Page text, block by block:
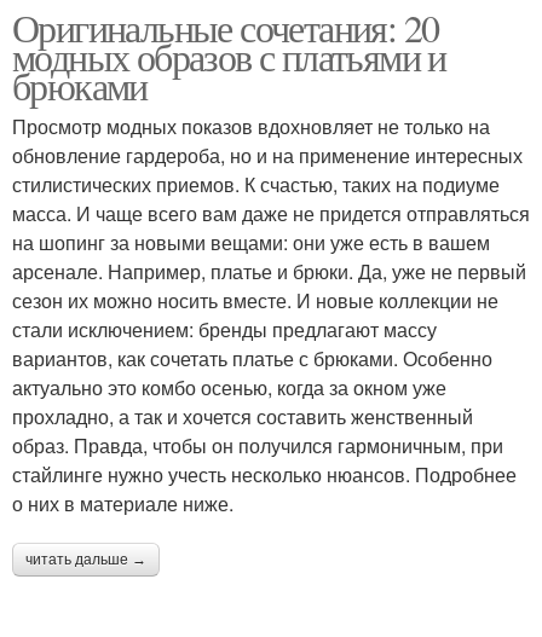
Оригинальные сочетания: 20
модных образов с платьями и
брюками
Просмотр модных показов вдохновляет не только на
обновление гардероба, но и на применение интересных
стилистических приемов. К счастью, таких на подиуме
масса. И чаще всего вам даже не придется отправляться
на шопинг за новыми вещами: они уже есть в вашем
арсенале. Например, платье и брюки. Да, уже не первый
сезон их можно носить вместе. И новые коллекции не
стали исключением: бренды предлагают массу
вариантов, как сочетать платье с брюками. Особенно
актуально это комбо осенью, когда за окном уже
прохладно, а так и хочется составить женственный
образ. Правда, чтобы он получился гармоничным, при
стайлинге нужно учесть несколько нюансов. Подробнее
о них в материале ниже.
читать дальше →